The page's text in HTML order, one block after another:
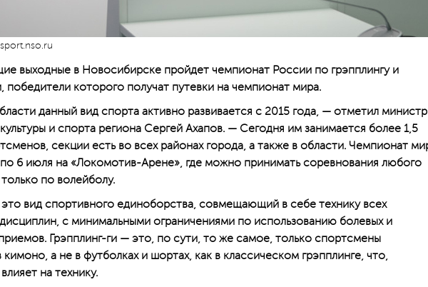
выходные в Новосибирске пройдет чемпионат России по грэпплингу и
победители которого получат путевки на чемпионат мира.
данный вид спорта активно развивается с 2015 года, — отметил министр
и спорта региона Сергей Ахапов. — Сегодня им занимается более 1,5
секции есть во всех районах города, а также в области. Чемпионат
6 июля на «Локомотив-Арене», где можно принимать соревнования любого
по волейболу.
это вид спортивного единоборства, совмещающий в себе технику всех
с минимальными ограничениями по использованию болевых и
Грэпплинг-ги — это, по сути, то же самое, только спортсмены
а не в футболках и шортах, как в классическом грэпплинге, что,
на технику.